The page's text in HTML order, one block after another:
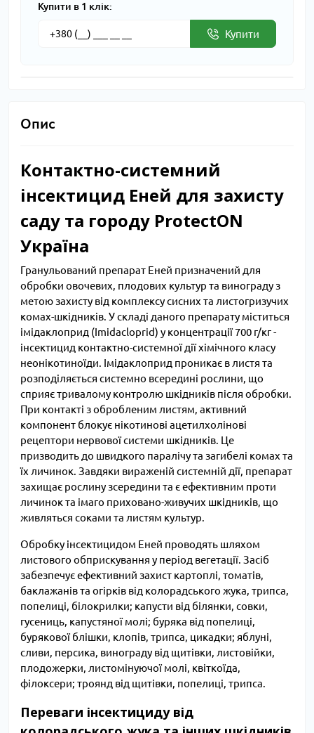
Купити в 1 клік:
Купити
Опис
Контактно-системний
інсектицид Еней для захисту
саду та городу ProtectON
Україна
Гранульований препарат Еней призначений для
обробки овочевих, плодових культур та винограду з
метою захисту від комплексу сисних та листогризучих
комах-шкідників. У складі даного препарату міститься
імідаклоприд (Imidacloprid) у концентрації 700 г/кг -
інсектицид контактно-системної дії хімічного класу
неонікотиноїди. Імідаклоприд проникає в листя та
розподіляється системно всередині рослини, що
сприяє тривалому контролю шкідників після обробки.
При контакті з обробленим листям, активний
компонент блокує нікотинові ацетилхолінові
рецептори нервової системи шкідників. Це
призводить до швидкого паралічу та загибелі комах та
їх личинок. Завдяки вираженій системній дії, препарат
захищає рослину зсередини та є ефективним проти
личинок та імаго приховано-живучих шкідників, що
живляться соками та листям культур.
Обробку інсектицидом Еней проводять шляхом
листового обприскування у період вегетації. Засіб
забезпечує ефективний захист картоплі, томатів,
баклажанів та огірків від колорадського жука, трипса,
попелиці, білокрилки; капусти від білянки, совки,
гусениць, капустяної молі; буряка від попелиці,
бурякової блішки, клопів, трипса, цикадки; яблуні,
сливи, персика, винограду від щитівки, листовійки,
плодожерки, листомінуючої молі, квіткоїда,
філоксери; троянд від щитівки, попелиці, трипса.
Переваги інсектициду від